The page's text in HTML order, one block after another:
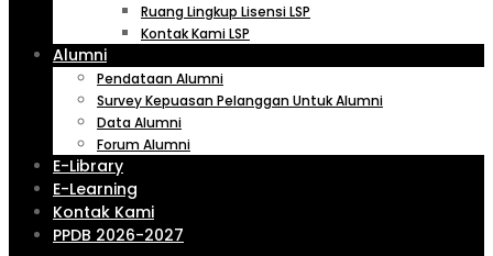
Ruang Lingkup Lisensi LSP
Kontak Kami LSP
Alumni
Pendataan Alumni
Survey Kepuasan Pelanggan Untuk Alumni
Data Alumni
Forum Alumni
E-Library
E-Learning
Kontak Kami
PPDB 2026-2027